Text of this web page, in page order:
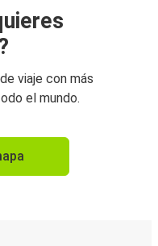
viaje con más
el mundo.